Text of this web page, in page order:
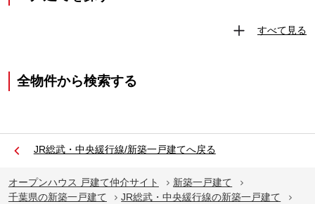
すべて見る
全物件から検索する
JR総武・中央緩行線/新築一戸建てへ戻る
オープンハウス 戸建て仲介サイト
新築一戸建て
千葉県の新築一戸建て
JR総武・中央緩行線の新築一戸建て